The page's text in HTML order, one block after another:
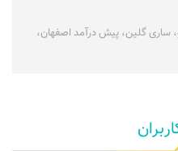
ساری گلین، پیش درآمد اصفهان،